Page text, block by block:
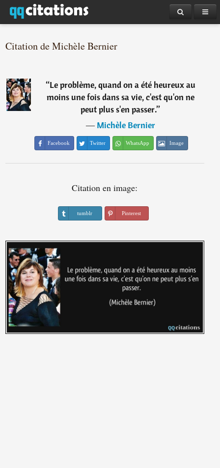
Citation de Michèle Bernier
“Le problème, quand on a été heureux au
moins une fois dans sa vie, c'est qu'on ne
peut plus s'en passer.”
―Michèle Bernier
Facebook Twitter WhatsApp Image
Citation en image:
tumblr Pinterest